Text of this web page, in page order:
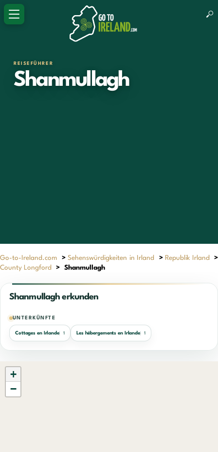
REISEFÜHRER
Shanmullagh
Go-to-Ireland.com > Sehenswürdigkeiten in Irland > Republik Irland
>
County Longford
> Shanmullagh
Shanmullagh erkunden
UNTERKÜNFTE
Cottages en Irlande 1 Les hébergements en Irlande 1
+
−